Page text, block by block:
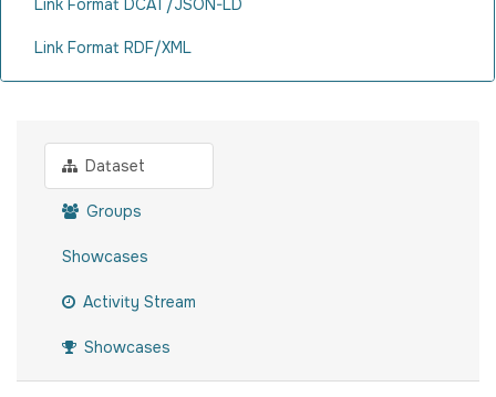
Link Format DCAT/JSON-LD
Link Format RDF/XML
Dataset
Groups
Showcases
Activity Stream
Showcases